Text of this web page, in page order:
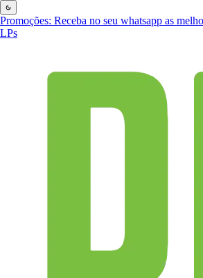
Promoções: Receba no seu whatsapp as
LPs